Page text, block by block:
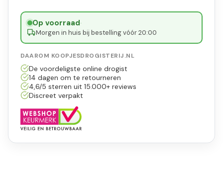
Op voorraad·
Morgen in huis bij bestelling vóór 20:00
DAAROM KOOPJESDROGISTERIJ.NL
De voordeligste online drogist
14 dagen om te retourneren
4,6/5 sterren uit 15.000+ reviews
Discreet verpakt